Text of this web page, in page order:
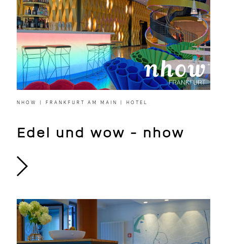
NHOW | FRANKFURT AM MAIN | HOTEL
Edel und wow - nhow